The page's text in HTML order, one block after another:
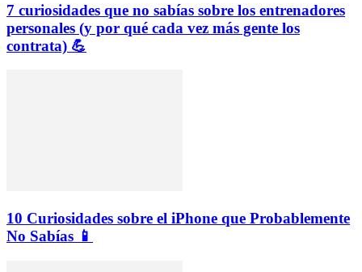
7 curiosidades que no sabías sobre los entrenadores
personales (y por qué cada vez más gente los
contrata) 💪
10 Curiosidades sobre el iPhone que Probablemente
No Sabías 📱